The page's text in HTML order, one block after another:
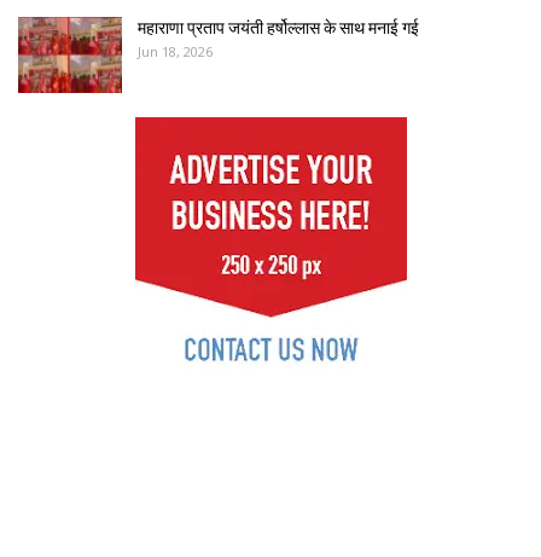
महाराणा प्रताप जयंती हर्षोल्लास के साथ मनाई गई
Jun 18, 2026